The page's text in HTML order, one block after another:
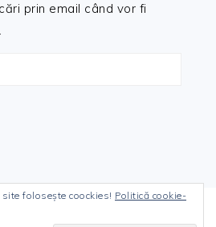
prin email când vor fi
DANIELANICULI.RO ON THE
folosește coockies! Politică cookie-